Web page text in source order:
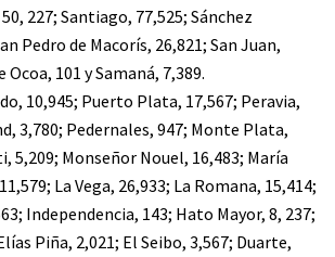
227; Santiago, 77,525; Sánchez
Pedro de Macorís, 26,821; San Juan,
Ocoa, 101 y Samaná, 7,389.
10,945; Puerto Plata, 17,567; Peravia,
3,780; Pedernales, 947; Monte Plata,
5,209; Monseñor Nouel, 16,483; María
La Vega, 26,933; La Romana, 15,414;
Independencia, 143; Hato Mayor, 8, 237;
Piña, 2,021; El Seibo, 3,567; Duarte,